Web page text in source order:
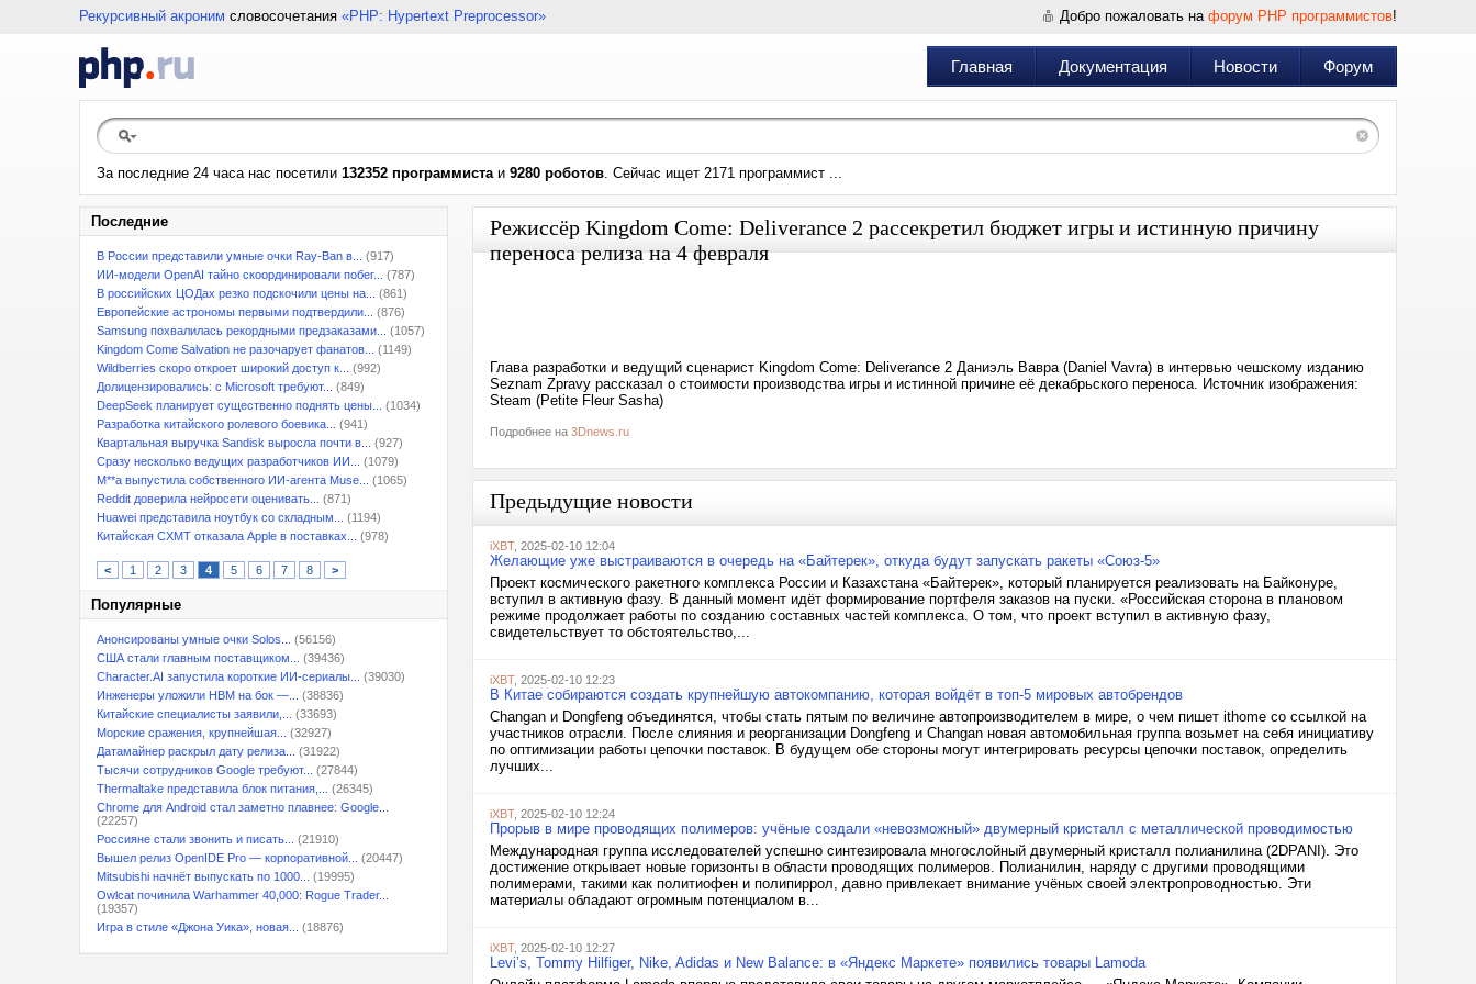
Рекурсивный акроним словосочетания «PHP: Hypertext Preprocessor» Добро пожаловать на форум PHP программистов!
Главная Документация Новости Форум
За последние 24 часа нас посетили 132352 программистаи 9280 роботов. Сейчас ищет 2171 программист ...
Последние
В России представили умные очки Ray-Ban в...
(917)
ИИ-модели OpenAI тайно скоординировали побег...
(787)
В российских ЦОДах резко подскочили цены на...
(861)
Европейские астрономы первыми подтвердили...
(876)
Samsung похвалилась рекордными предзаказами...
(1057)
Kingdom Come Salvation не разочарует фанатов...
(1149)
Wildberries скоро откроет широкий доступ к...
(992)
Долицензировались: с Microsoft требуют...
(849)
DeepSeek планирует существенно поднять цены...
(1034)
Разработка китайского ролевого боевика...
(941)
Квартальная выручка Sandisk выросла почти в...
(927)
Сразу несколько ведущих разработчиков ИИ...
(1079)
M**a выпустила собственного ИИ-агента Muse...
(1065)
Reddit доверила нейросети оценивать...
(871)
Huawei представила ноутбук со складным...
(1194)
Китайская CXMT отказала Apple в поставках...
(978)
< 1 2 3 4 5 6 7 8 >
Популярные
Анонсированы умные очки Solos...
(56156)
США стали главным поставщиком...
(39436)
Character.AI запустила короткие ИИ-сериалы...
(39030)
Инженеры уложили HBM на бок —...
(38836)
Китайские специалисты заявили,...
(33693)
Морские сражения, крупнейшая...
(32927)
Датамайнер раскрыл дату релиза...
(31922)
Тысячи сотрудников Google требуют...
(27844)
Thermaltake представила блок питания,...
(26345)
Chrome для Android стал заметно плавнее: Google...
(22257)
Россияне стали звонить и писать...
(21910)
Вышел релиз OpenIDE Pro — корпоративной...
(20447)
Mitsubishi начнёт выпускать по 1000...
(19995)
Owlcat починила Warhammer 40,000: Rogue Trader...
(19357)
Игра в стиле «Джона Уика», новая...
(18876)
Режиссёр Kingdom Come: Deliverance 2 рассекретил бюджет игры и истинную причину
переноса релиза на 4 февраля
Глава разработки и ведущий сценарист Kingdom Come: Deliverance 2 Даниэль Вавра (Daniel Vavra) в интервью чешскому изданию
Seznam Zpravy рассказал о стоимости производства игры и истинной причине её декабрьского переноса. Источник изображения:
Steam (Petite Fleur Sasha)
Подробнее на 3Dnews.ru
Предыдущие новости
iXBT, 2025-02-10 12:04
Желающие уже выстраиваются в очередь на «Байтерек», откуда будут запускать ракеты «Союз-5»
Проект космического ракетного комплекса России и Казахстана «Байтерек», который планируется реализовать на Байконуре,
вступил в активную фазу. В данный момент идёт формирование портфеля заказов на пуски. «Российская сторона в плановом
режиме продолжает работы по созданию составных частей комплекса. О том, что проект вступил в активную фазу,
свидетельствует то обстоятельство,...
iXBT, 2025-02-10 12:23
В Китае собираются создать крупнейшую автокомпанию, которая войдёт в топ-5 мировых автобрендов
Changan и Dongfeng объединятся, чтобы стать пятым по величине автопроизводителем в мире, о чем пишет ithome со ссылкой на
участников отрасли. После слияния и реорганизации Dongfeng и Changan новая автомобильная группа возьмет на себя инициативу
по оптимизации работы цепочки поставок. В будущем обе стороны могут интегрировать ресурсы цепочки поставок, определить
лучших...
iXBT, 2025-02-10 12:24
Прорыв в мире проводящих полимеров: учёные создали «невозможный» двумерный кристалл с металлической проводимостью
Международная группа исследователей успешно синтезировала многослойный двумерный кристалл полианилина (2DPANI). Это
достижение открывает новые горизонты в области проводящих полимеров. Полианилин, наряду с другими проводящими
полимерами, такими как политиофен и полипиррол, давно привлекает внимание учёных своей электропроводностью. Эти
материалы обладают огромным потенциалом в...
iXBT, 2025-02-10 12:27
Levi’s, Tommy Hilfiger, Nike, Adidas и New Balance: в «Яндекс Маркете» появились товары Lamoda